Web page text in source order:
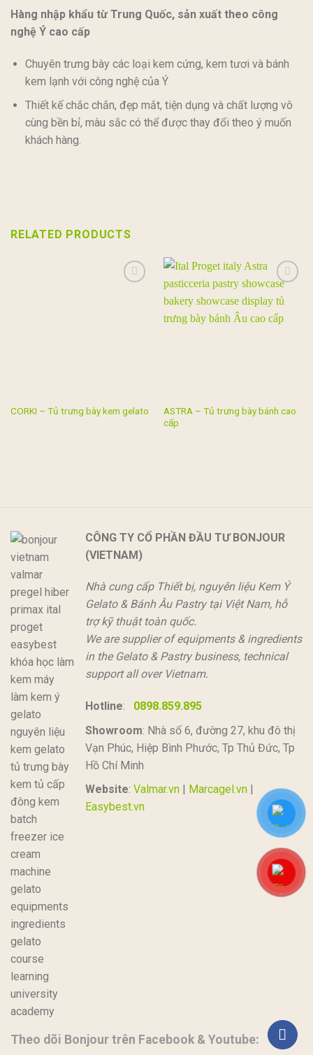
Hàng nhập khẩu từ Trung Quốc, sản xuất theo công
nghệ Ý cao cấp
Chuyên trưng bày các loại kem cứng, kem tươi và bánh
kem lạnh với công nghệ của Ý
Thiết kế chắc chắn, đẹp mắt, tiện dụng và chất lượng vô
cùng bền bỉ, màu sắc có thể được thay đổi theo ý muốn
khách hàng.
RELATED PRODUCTS
CORKI – Tủ trưng bày kem gelato
wishlist
ASTRA – Tủ trưng bày bánh cao
cấp
CÔNG TY CỔ PHẦN ĐẦU TƯ BONJOUR
(VIETNAM)
Nhà cung cấp Thiết bị, nguyên liệu Kem Ý
Gelato & Bánh Âu Pastry tại Việt Nam, hỗ
trợ kỹ thuật toàn quốc.
We are supplier of equipments & ingredients
in the Gelato & Pastry business, technical
support all over Vietnam.
Hotline: 0898.859.895
Showroom: Nhà số 6, đường 27, khu đô thị
Vạn Phúc, Hiệp Bình Phước, Tp Thủ Đức, Tp
Hồ Chí Minh
Website: Valmar.vn Marcagel.vn
Easybest.vn
Theo dõi Bonjour trên Facebook & Youtube: